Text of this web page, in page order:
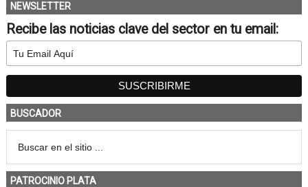
NEWSLETTER
Recibe las noticias clave del sector en tu email:
BUSCADOR
PATROCINIO PLATA